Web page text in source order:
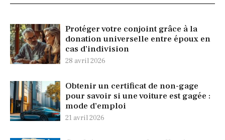
Protéger votre conjoint grâce à la
donation universelle entre époux en
cas d’indivision
28 avril 2026
Obtenir un certificat de non-gage
pour savoir si une voiture est gagée :
mode d’emploi
21 avril 2026